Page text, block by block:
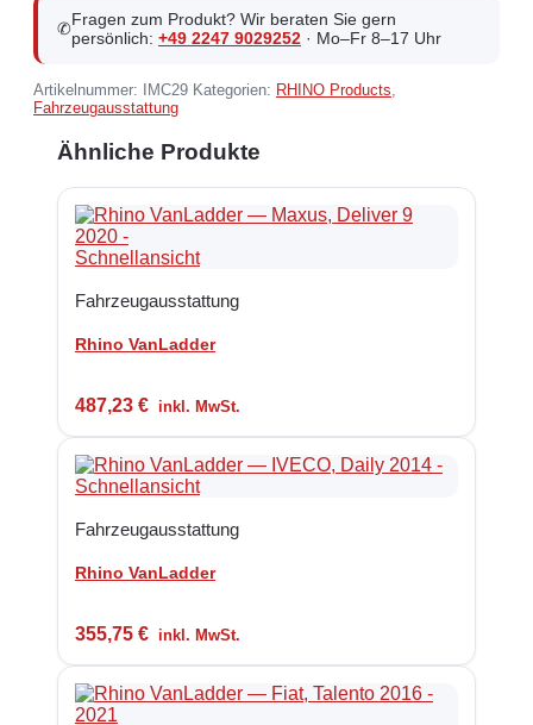
✆Fragen zum Produkt? Wir beraten Sie gern
persönlich: +49 2247 9029252 · Mo–Fr 8–17 Uhr
Artikelnummer: IMC29 Kategorien: RHINO Products
Fahrzeugausstattung
Ähnliche Produkte
Schnellansicht
Fahrzeugausstattung
Rhino VanLadder
487,23 € inkl. MwSt.
Schnellansicht
Fahrzeugausstattung
Rhino VanLadder
355,75 € inkl. MwSt.